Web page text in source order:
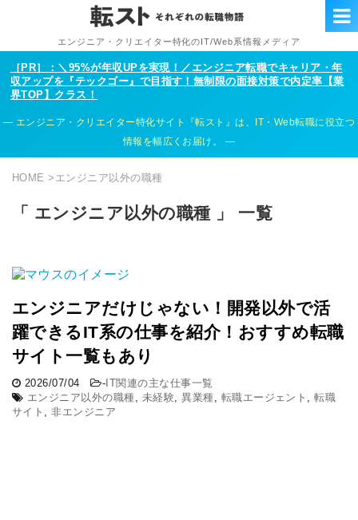
エンジニア・クリエイター特化のIT/Web系情報メディア
［PR］：＼95%が年収UPを実現！／エンジニア転職でキャリア・年
収アップを『テックゴー』で目指す！無制限の面接対策で内定率【業
界TOP】クラス！
エンジニア・クリエイター特化サイト『転スト』は、IT・Web転職に役立つ
情報を幅広くお届け。
HOME > エンジニア以外の職種
「 エンジニア以外の職種 」 一覧
エンジニアだけじゃない！開発以外で活
躍できるIT系の仕事を紹介！おすすめ転職
サイト一覧もあり
2026/07/04 - IT関連の主な仕事一覧
エンジニア以外の職種, 未経験,異業種, 転職エージェント ,転職
サイト ,非エンジニア